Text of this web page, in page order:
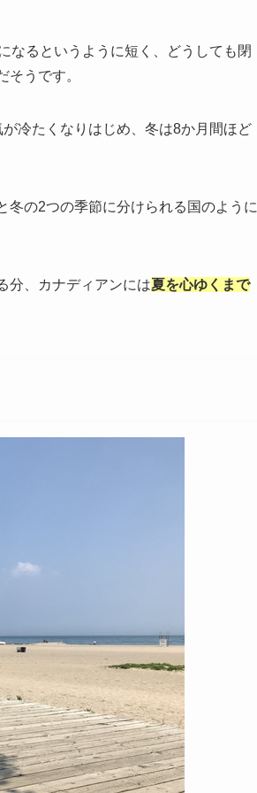
なるというように短く、どうしても閉
そうです。
冷たくなりはじめ、冬は8か月間ほど
冬の2つの季節に分けられる国のように
分、カナディアンには夏を心ゆくまで